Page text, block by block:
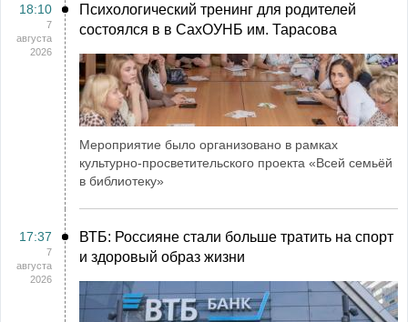
18:10
7
августа
2026
Психологический тренинг для родителей
состоялся в в СахОУНБ им. Тарасова
Мероприятие было организовано в рамках
культурно-просветительского проекта «Всей семьёй
в библиотеку»
17:37
7
августа
2026
ВТБ: Россияне стали больше тратить на спорт
и здоровый образ жизни